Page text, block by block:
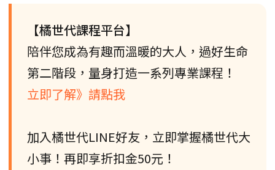
【橘世代課程平台】
陪伴您成為有趣而溫暖的大人，過好生命
第二階段，量身打造一系列專業課程！
立即了解》請點我
加入橘世代LINE好友，立即掌握橘世代大
小事！再即享折扣金50元！